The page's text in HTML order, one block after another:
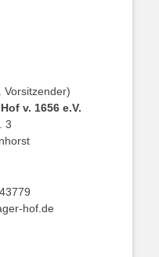
Vorsitzender)
v. 1656 e.V.
3
hof.de